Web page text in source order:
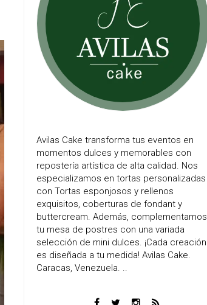
Avilas Cake transforma tus eventos en
momentos dulces y memorables con
repostería artística de alta calidad. Nos
especializamos en tortas personalizadas
con Tortas esponjosos y rellenos
exquisitos, coberturas de fondant y
buttercream. Además, complementamos
tu mesa de postres con una variada
selección de mini dulces. ¡Cada creación
es diseñada a tu medida! Avilas Cake.
Caracas, Venezuela. ..